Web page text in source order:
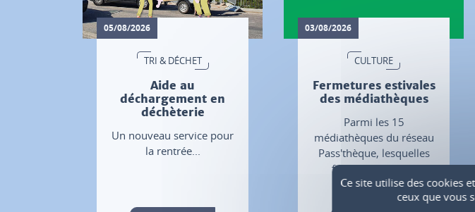
05/08/2026
TRI & DÉCHET
Aide au
déchargement en
déchèterie
Un nouveau service pour
la rentrée...
03/08/2026
CULTURE
Fermetures estivales
des médiathèques
Parmi les 15
médiathèques du réseau
Pass'thèque, lesquelles
font une pause et
quand.. ?
Ce site utilise des cookies
ceux que vous